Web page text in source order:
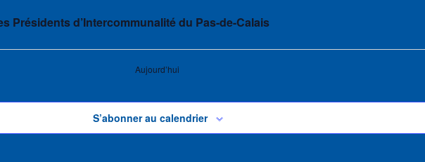
Présidents d’Intercommunalité du Pas-de-Calais
Aujourd’hui
S’abonner au calendrier